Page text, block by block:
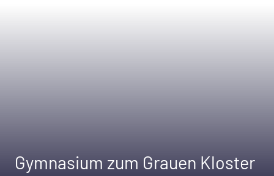
Gymnasium zum Grauen Kloster